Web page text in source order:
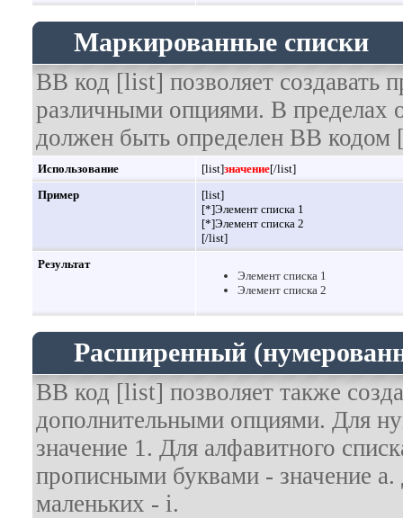
Маркированные списки
BB код [list] позволяет создавать
различными опциями. В пределах
должен быть определен BB кодом
Использование [list]значение[/list]
Пример
[list]
[*]Элемент списка 1
[*]Элемент списка 2
[/list]
Результат
Элемент списка 1
Элемент списка 2
Расширенный
BB код [list] позволяет также
дополнительными опциями. Для
значение 1. Для алфавитного
прописными буквами - значение
маленьких - i.